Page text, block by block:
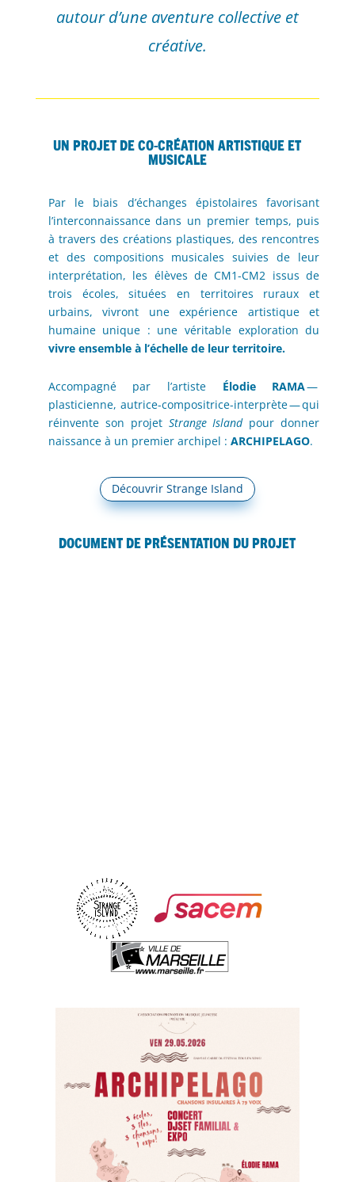
autour d’une aventure collective et
créative.
Un projet de co-création artistique et
musicale
Par le biais d’échanges épistolaires favorisant
l’interconnaissance dans un premier temps, puis
à travers des créations plastiques, des rencontres
et des compositions musicales suivies de leur
interprétation, les élèves de CM1-CM2 issus de
trois écoles, situées en territoires ruraux et
urbains, vivront une expérience artistique et
humaine unique : une véritable exploration du
vivre ensemble à l’échelle de leur territoire.
Accompagné par l’artiste Élodie RAMA—
plasticienne, autrice-compositrice-interprète — qui
réinvente son projet Strange Islandpour donner
naissance à un premier archipel : ARCHIPELAGO.
Découvrir Strange Island
Document de présentation du projet